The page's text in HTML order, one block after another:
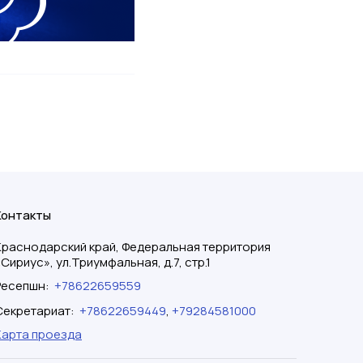
край, Федеральная территория
ул.Триумфальная, д.7, стр.1
: +78622659559
: +78622659449, +79284581000
проезда